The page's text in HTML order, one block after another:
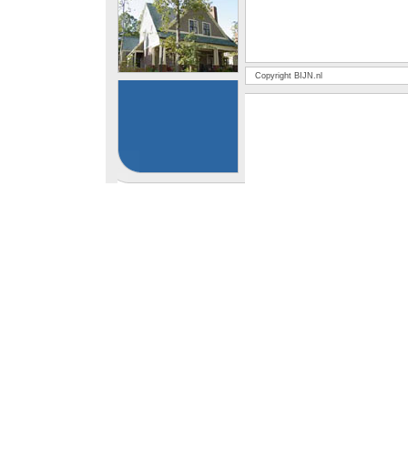
Copyright BIJN.nl